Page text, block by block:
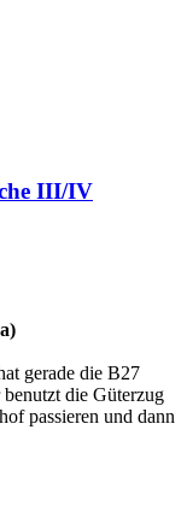
III/IV
gerade die B27
die Güterzug
passieren und dann